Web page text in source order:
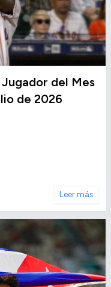
del Mes
de 2026
Leer más